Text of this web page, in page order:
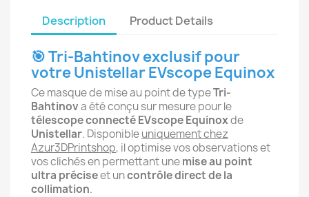
Description Product Details
🎯 Tri-Bahtinov exclusif pour
votre Unistellar EVscope Equinox
Ce masque de mise au point de typeTri-
Bahtinova été conçu sur mesure pour le
télescope connecté EVscope Equinoxde
Unistellar. Disponibleuniquement chez
Azur3DPrintshop, il optimise vos observations et
vos clichés en permettant unemise au point
ultra préciseet uncontrôle direct de la
collimation.